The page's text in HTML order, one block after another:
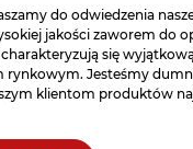
do odwiedzenia
jakości zaworem do
się
Jesteśmy
klientom produktów